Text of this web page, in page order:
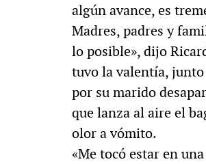
algún avance, es
Madres, padres y
lo posible», dijo
tuvo la valentía, junto
por su marido
que lanza al aire el
olor a vómito.
«Me tocó estar en